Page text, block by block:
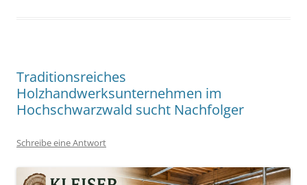
Traditionsreiches
Holzhandwerksunternehmen im
Hochschwarzwald sucht Nachfolger
Schreibe eine Antwort